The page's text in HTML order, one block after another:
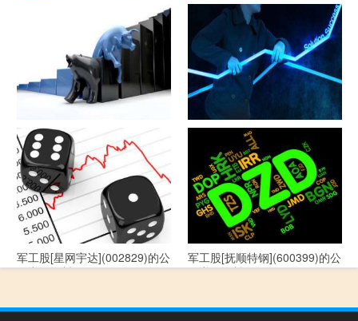
军工股[隆盛科技](300680)的公
军工股[钢研高纳](300034)的公
司详细资料
军工股[--](002335)的公司详细
资料
军工股[华自科技](300490)的公
司详细资料
军工股[星网宇达](002829)的公
司详细资料
军工股[抚顺特钢](600399)的公
司详细资料